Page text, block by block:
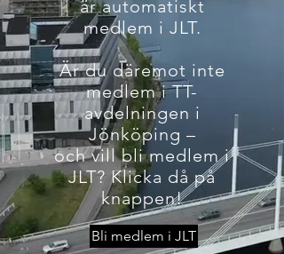
är automatiskt
medlem i JLT.
Är du däremot inte
medlem i TT-
avdelningen i
Jönköping –
och vill bli medlem i
JLT? Klicka då på
knappen!
Bli medlem i JLT